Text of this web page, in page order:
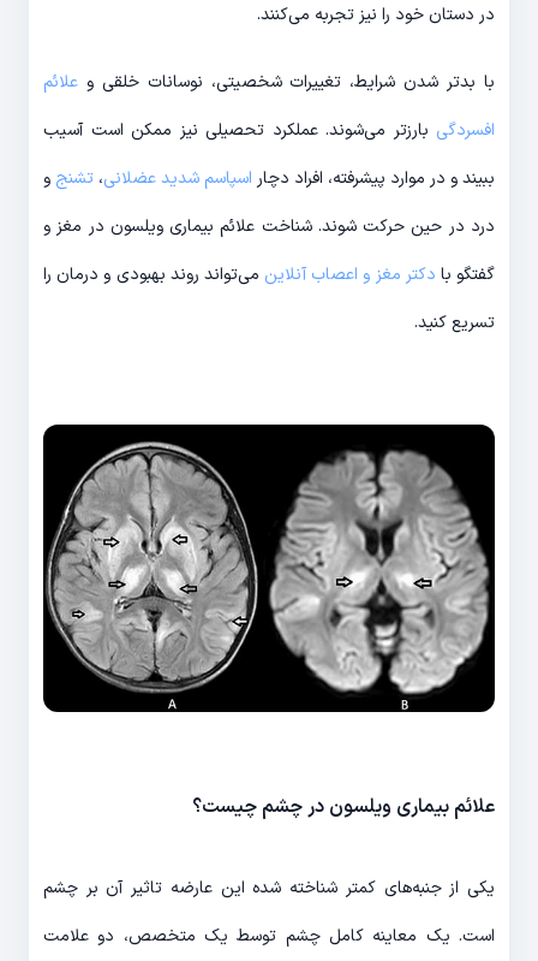
در دستان خود را نیز تجربه می‌کنند.
با بدتر شدن شرایط، تغییرات شخصیتی، نوسانات خلقی و علائم
افسردگی بارزتر می‌شوند. عملکرد تحصیلی نیز ممکن است آسیب
ببیند و در موارد پیشرفته، افراد دچار اسپاسم شدید عضلانی، تشنج و
درد در حین حرکت شوند. شناخت علائم بیماری ویلسون در مغز و
گفتگو با دکتر مغز و اعصاب آنلاین می‌تواند روند بهبودی و درمان را
تسریع کنید.
علائم بیماری ویلسون در چشم چیست؟
یکی از جنبه‌های کمتر شناخته شده این عارضه تاثیر آن بر چشم
است. یک معاینه کامل چشم توسط یک متخصص، دو علامت